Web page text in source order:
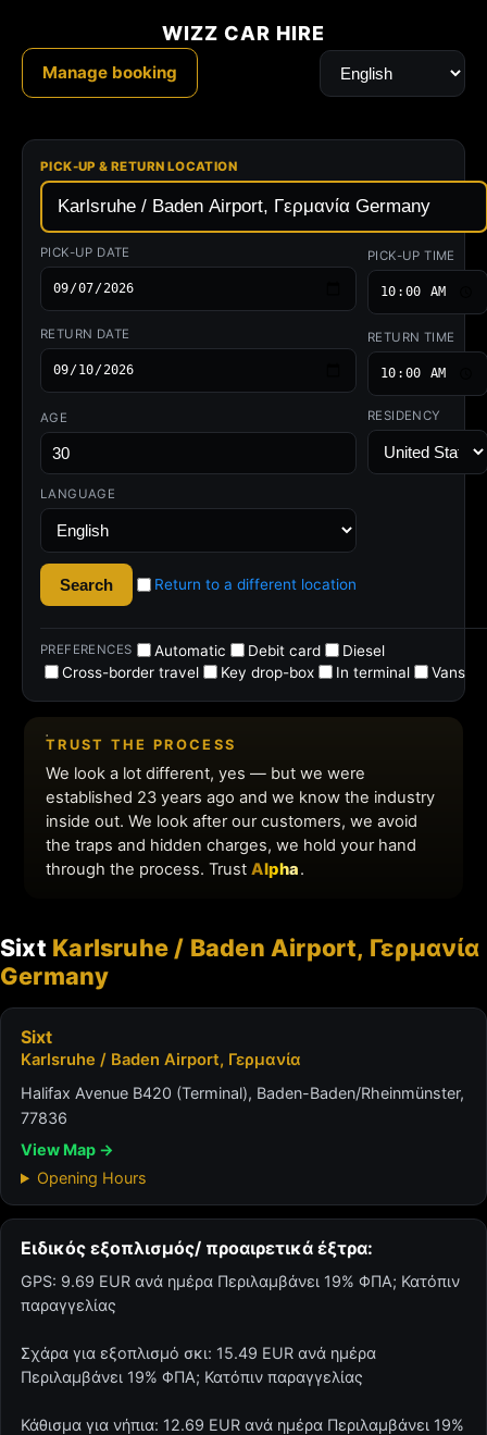
Sixt Karlsruhe / Baden Airport, Γερμανία
Germany
Sixt
Karlsruhe / Baden Airport, Γερμανία
Halifax Avenue B420 (Terminal), Baden-Baden/Rheinmünster,
77836
View Map →
Opening Hours
Ειδικός εξοπλισμός/ προαιρετικά έξτρα:
GPS: 9.69 EUR ανά ημέρα Περιλαμβάνει 19% ΦΠΑ; Κατόπιν
παραγγελίας
Σχάρα για εξοπλισμό σκι: 15.49 EUR ανά ημέρα
Περιλαμβάνει 19% ΦΠΑ; Κατόπιν παραγγελίας
Κάθισμα για νήπια: 12.69 EUR ανά ημέρα Περιλαμβάνει 19%